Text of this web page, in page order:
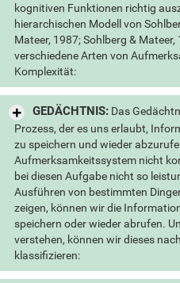
kognitiven Funktionen richtig
hierarchischen Modell von
Mateer, 1987; Sohlberg &
verschiedene Arten von
Komplexität:
GEDÄCHTNIS:Das
Prozess, der es uns erlaubt,
zu speichern und wieder
Aufmerksamkeitssystem nicht
bei diesen Aufgabe nicht so
Ausführen von bestimmten
zeigen, können wir die
speichern oder wieder abrufen.
verstehen, können wir dieses
klassifizieren: